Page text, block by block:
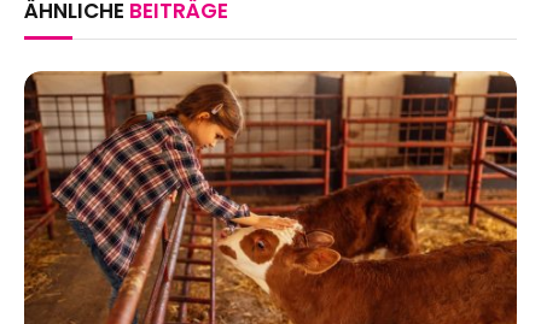
ÄHNLICHE BEITRÄGE